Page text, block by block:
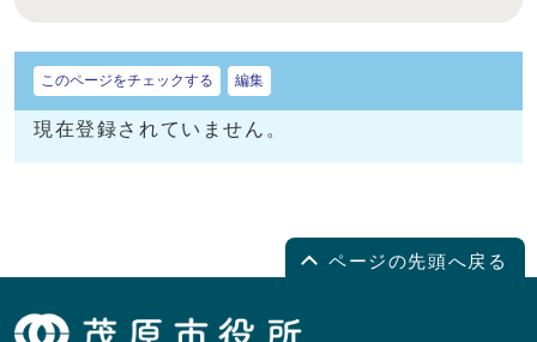
このページをチェックする 編集
現在登録されていません。
ページの先頭へ戻る